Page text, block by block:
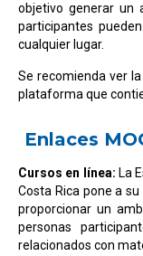
objetivo generar un
participantes
cualquier lugar.
Se recomienda ver
plataforma que
Enlaces
Cursos en línea: La
Costa Rica pone a
proporcionar un
personas
relacionados con